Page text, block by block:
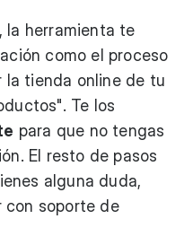
la herramienta te
como el proceso
tienda online de tu
Te los
para que no tengas
El resto de pasos
alguna duda,
con soporte de